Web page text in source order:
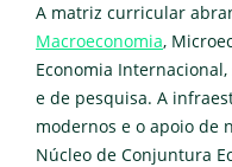
A matriz curricular
Macroeconomia,
Economia
e de pesquisa. A
modernos e o apoio de
Núcleo de Conjuntura